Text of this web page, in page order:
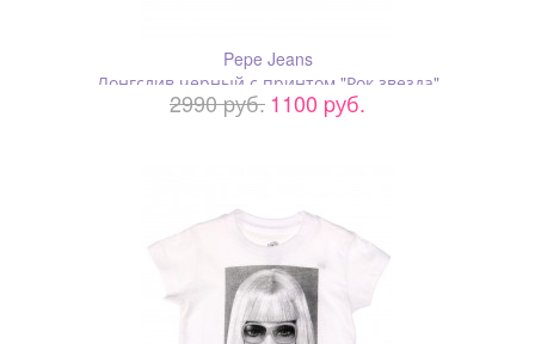
Pepe Jeans
Лонгслив черный с принтом "Рок звезда"
2990 pуб.1100 pуб.